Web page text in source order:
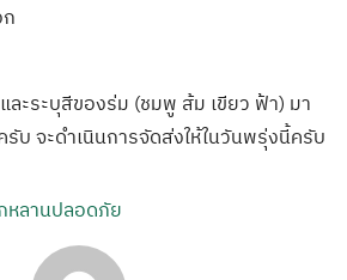
ละระบุสีของร่ม (ชมพู ส้ม เขียว ฟ้า) มา
รับ จะดำเนินการจัดส่งให้ในวันพรุ่งนี้ครับ
หลานปลอดภัย